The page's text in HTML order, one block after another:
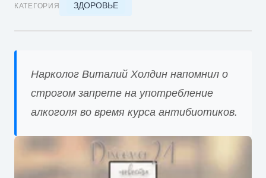
КАТЕГОРИЯ ЗДОРОВЬЕ
Нарколог Виталий Холдин напомнил о
строгом запрете на употребление
алкоголя во время курса антибиотиков.